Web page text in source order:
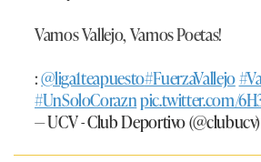
Vamos Vallejo, Vamos Poetas!
:@liga1teapuesto#FuerzaVallejo
#UnSoloCoraznpic.twitter.com/
— UCV - Club Deportivo (@clubucv)